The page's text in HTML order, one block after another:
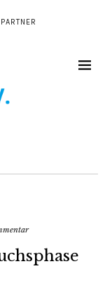
PARTNER